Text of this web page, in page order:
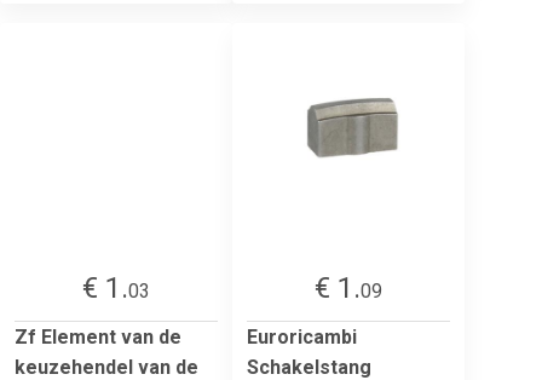
€ 1.03
Zf Element van de
keuzehendel van de
€ 1.09
Euroricambi
Schakelstang